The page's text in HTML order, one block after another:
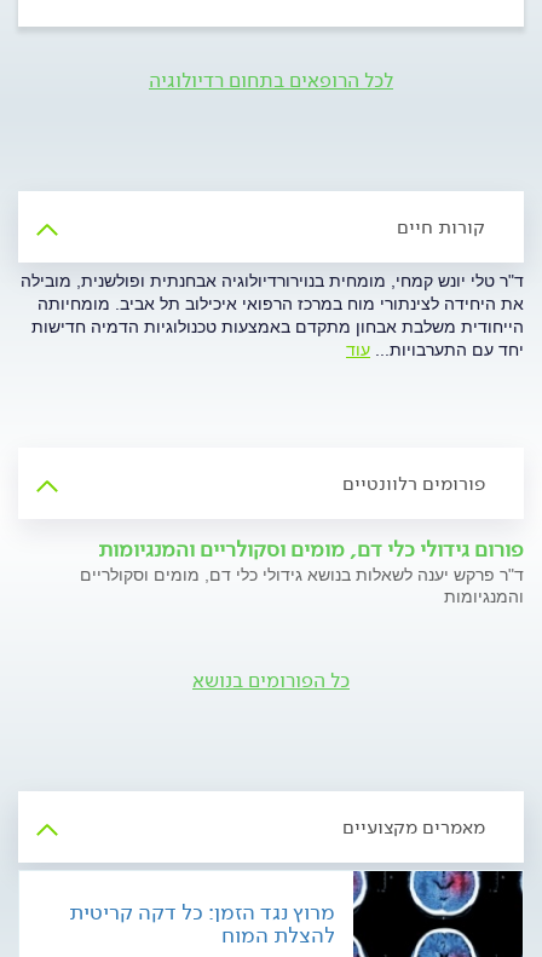
לכל הרופאים בתחום רדיולוגיה
קורות חיים
ד"ר טלי יונש קמחי, מומחית בנוירורדיולוגיה אבחנתית ופולשנית, מובילה
את היחידה לצינתורי מוח במרכז הרפואי איכילוב תל אביב. מומחיותה
הייחודית משלבת אבחון מתקדם באמצעות טכנולוגיות הדמיה חדישות
יחד עם התערבויות
עוד
פורומים רלוונטיים
פורום גידולי כלי דם, מומים וסקולריים והמנגיומות
ד"ר פרקש יענה לשאלות בנושא גידולי כלי דם, מומים וסקולריים
והמנגיומות
כל הפורומים בנושא
מאמרים מקצועיים
מרוץ נגד הזמן: כל דקה קריטית
להצלת המוח